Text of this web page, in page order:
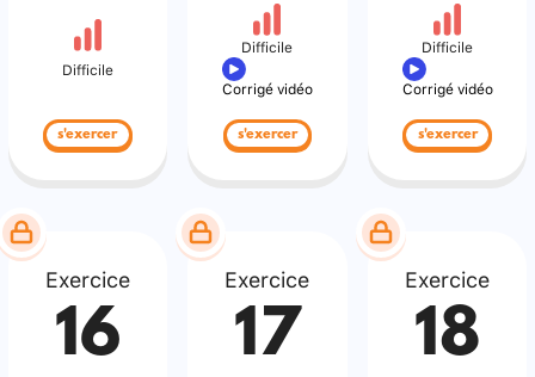
Difficile
s'exercer
Difficile
Corrigé vidéo
s'exercer
Difficile
Corrigé vidéo
s'exercer
Exercice
16
Exercice
17
Exercice
18